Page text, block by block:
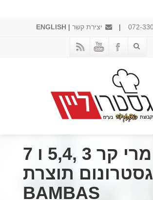
| יצירת קשר |
ENGLISH
בן מרי קר 3 ,5,4 ו 7
גסטרונום תוצרת
BAMBAS